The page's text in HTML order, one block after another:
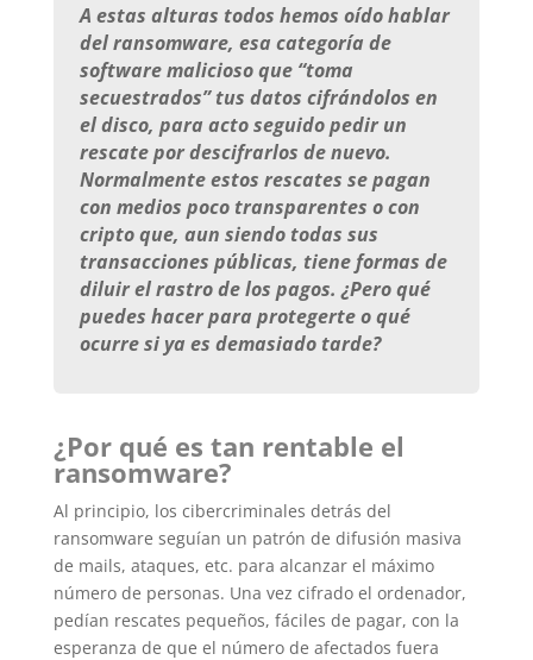
A estas alturas todos hemos oído hablar
del ransomware, esa categoría de
software malicioso que “toma
secuestrados” tus datos cifrándolos en
el disco, para acto seguido pedir un
rescate por descifrarlos de nuevo.
Normalmente estos rescates se pagan
con medios poco transparentes o con
cripto que, aun siendo todas sus
transacciones públicas, tiene formas de
diluir el rastro de los pagos. ¿Pero qué
puedes hacer para protegerte o qué
ocurre si ya es demasiado tarde?
¿Por qué es tan rentable el
ransomware?
Al principio, los cibercriminales detrás del
ransomware seguían un patrón de difusión masiva
de mails, ataques, etc. para alcanzar el máximo
número de personas. Una vez cifrado el ordenador,
pedían rescates pequeños, fáciles de pagar, con la
esperanza de que el número de afectados fuera